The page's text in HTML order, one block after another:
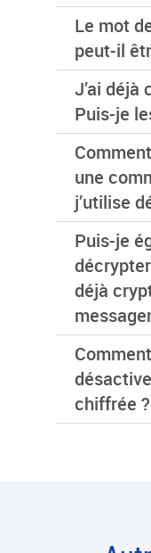
Le mot
peut-il
J’ai déjà
Puis-je
une
j’utilise
Puis-je
déjà
chiffrée ?